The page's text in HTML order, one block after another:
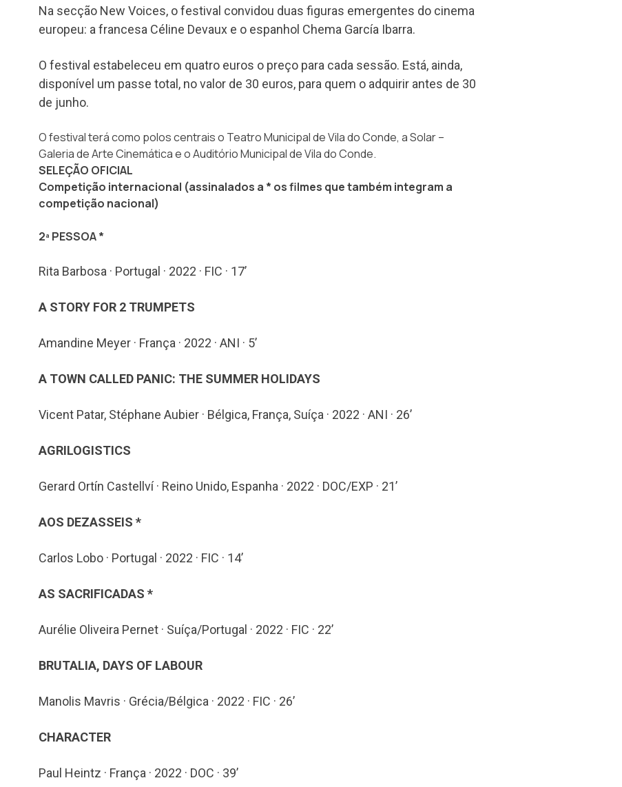
Na secção New Voices, o festival convidou duas figuras emergentes do cinema
europeu: a francesa Céline Devaux e o espanhol Chema García Ibarra.
O festival estabeleceu em quatro euros o preço para cada sessão. Está, ainda,
disponível um passe total, no valor de 30 euros, para quem o adquirir antes de 30
de junho.
O festival terá como polos centrais o Teatro Municipal de Vila do Conde, a Solar –
Galeria de Arte Cinemática e o Auditório Municipal de Vila do Conde.
SELEÇÃO OFICIAL
Competição internacional (assinalados a * os filmes que também integram a
competição nacional)
2ª PESSOA *
Rita Barbosa · Portugal · 2022 · FIC · 17’
A STORY FOR 2 TRUMPETS
Amandine Meyer · França · 2022 · ANI · 5’
A TOWN CALLED PANIC: THE SUMMER HOLIDAYS
Vicent Patar, Stéphane Aubier · Bélgica, França, Suíça · 2022 · ANI · 26’
AGRILOGISTICS
Gerard Ortín Castellví · Reino Unido, Espanha · 2022 · DOC/EXP · 21’
AOS DEZASSEIS *
Carlos Lobo · Portugal · 2022 · FIC · 14’
AS SACRIFICADAS *
Aurélie Oliveira Pernet · Suíça/Portugal · 2022 · FIC · 22’
BRUTALIA, DAYS OF LABOUR
Manolis Mavris · Grécia/Bélgica · 2022 · FIC · 26’
CHARACTER
Paul Heintz · França · 2022 · DOC · 39’